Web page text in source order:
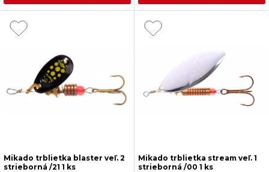
Mikado trblietka blaster veľ. 2
strieborná /21 1 ks
Mikado trblietka stream veľ. 1
strieborná /00 1 ks